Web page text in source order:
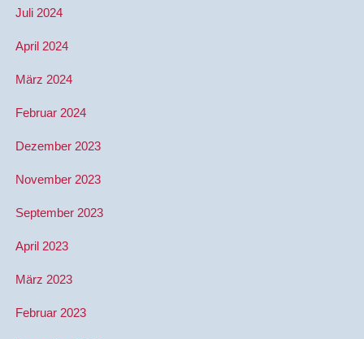
Juli 2024
April 2024
März 2024
Februar 2024
Dezember 2023
November 2023
September 2023
April 2023
März 2023
Februar 2023